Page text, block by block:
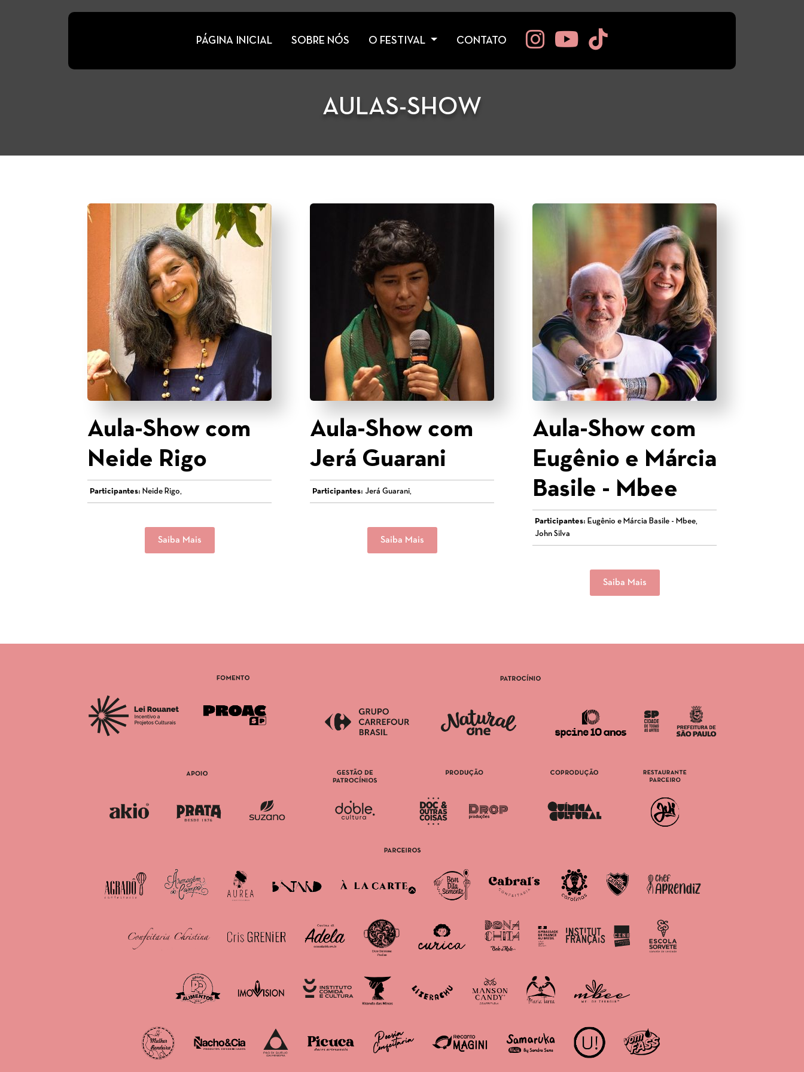
PÁGINA INICIAL SOBRE NÓS O FESTIVAL CONTATO
AULAS-SHOW
Aula-Show com
Neide Rigo
Participantes: Neide Rigo,
Saiba Mais
Aula-Show com
Jerá Guarani
Participantes: Jerá Guarani,
Saiba Mais
Aula-Show com
Eugênio e Márcia
Basile - Mbee
Participantes: Eugênio e Márcia Basile - Mbee,
John Silva
Saiba Mais